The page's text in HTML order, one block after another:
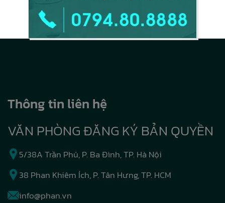
Thông tin liên hệ
VĂN PHÒNG ĐĂNG KÝ BẢN QUYỀN
5/38A Trần Phú, P. Ba Đình, TP. Hà Nội
38 Phan Khiêm Ích, P. Tân Hưng, TP. HCM
info@phan.vn